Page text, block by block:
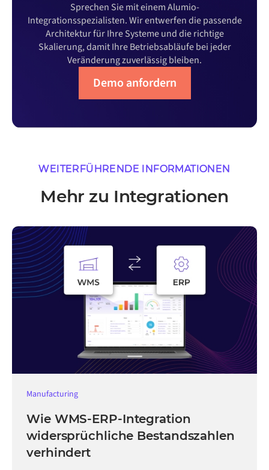
Sprechen Sie mit einem Alumio-
Integrationsspezialisten. Wir entwerfen die passende
Architektur für Ihre Systeme und die richtige
Skalierung, damit Ihre Betriebsabläufe bei jeder
Veränderung zuverlässig bleiben.
Demo anfordern
WEITERFÜHRENDE INFORMATIONEN
Mehr zu Integrationen
Manufacturing
Wie WMS-ERP-Integration
widersprüchliche Bestandszahlen
verhindert